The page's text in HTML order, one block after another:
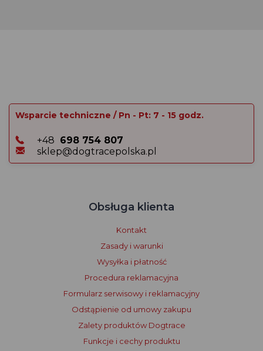
Wsparcie techniczne / Pn - Pt: 7 - 15 godz.
+48 698 754 807
sklep@dogtracepolska.pl
Obsługa klienta
Kontakt
Zasady i warunki
Wysyłka i płatność
Procedura reklamacyjna
Formularz serwisowy i reklamacyjny
Odstąpienie od umowy zakupu
Zalety produktów Dogtrace
Funkcje i cechy produktu